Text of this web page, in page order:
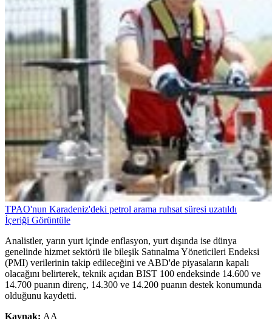
TPAO'nun Karadeniz'deki petrol arama ruhsat süresi uzatıldı
İçeriği Görüntüle
Analistler, yarın yurt içinde enflasyon, yurt dışında ise dünya
genelinde hizmet sektörü ile bileşik Satınalma Yöneticileri Endeksi
(PMI) verilerinin takip edileceğini ve ABD'de piyasaların kapalı
olacağını belirterek, teknik açıdan BIST 100 endeksinde 14.600 ve
14.700 puanın direnç, 14.300 ve 14.200 puanın destek konumunda
olduğunu kaydetti.
Kaynak: AA